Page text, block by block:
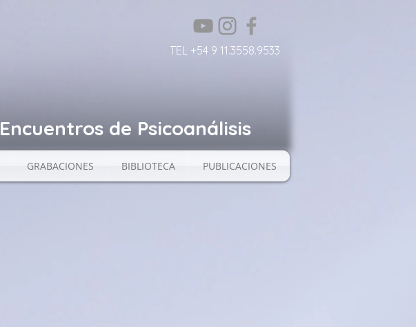
TEL +54 9 11.3558.9533
Encuentros de Psicoanálisis
GRABACIONES BIBLIOTECA PUBLICACIONES